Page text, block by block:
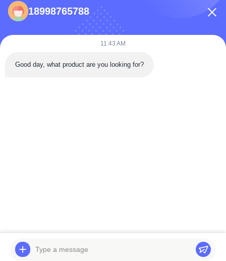
86-0731-198823123-11
Puooedr@maoyt.com
Copyright © © 2025-2026 Viking AutoParts Manufacturing Co., Ltd.. Tutti.
Tutti i diritti riservati.
18998765788
11:43 AM
Good day, what product are you looking for?